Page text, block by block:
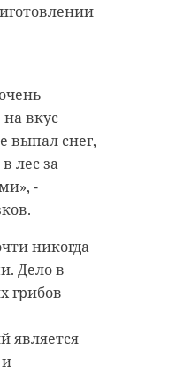
вкус
выпал снег,
лес за
-
никогда
Дело в
грибов
является
Волонтеры